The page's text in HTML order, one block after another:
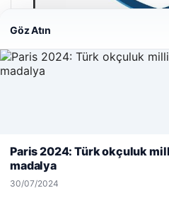
Web sitemizi nasıl kullandığınızı
kullanıyoruz. Çerez Politikamız
Reddet
Göz Atın
Paris 2024: Türk okçuluk
madalya
30/07/2024